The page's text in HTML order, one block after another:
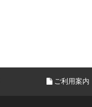
ご利用案内